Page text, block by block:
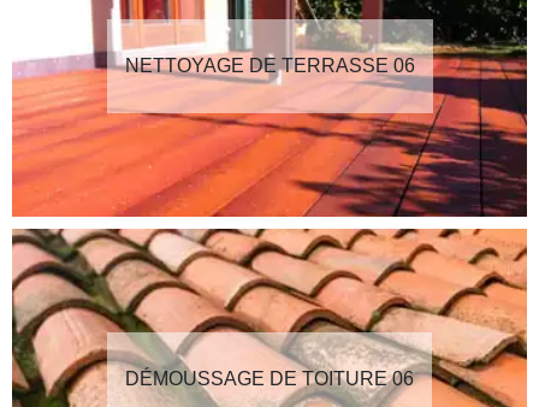
NETTOYAGE DE TERRASSE 06
DÉMOUSSAGE DE TOITURE 06